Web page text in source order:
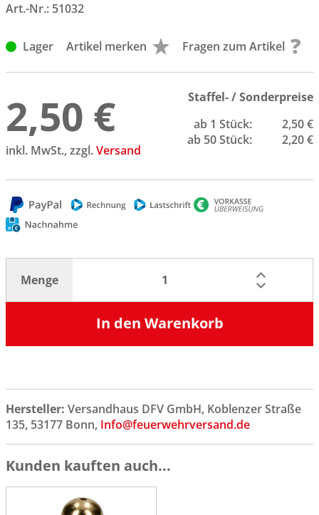
Art.-Nr.: 51032
Lager Artikel merken Fragen zum Artikel
2,50 €
inkl. MwSt., zzgl.Versand
Staffel- / Sonderpreise
ab 1 Stück:
2,50 €
ab 50 Stück:
2,20 €
Menge
In den Warenkorb
Hersteller: Versandhaus DFV GmbH, Koblenzer Straße
135, 53177 Bonn, Info@feuerwehrversand.de
Kunden kauften auch...